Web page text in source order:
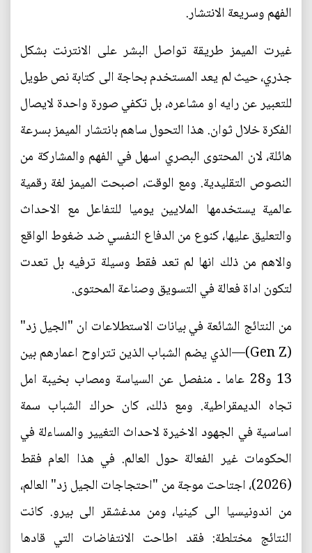
الفهم وسريعة الانتشار.
غيرت الميمز طريقة تواصل البشر على الانترنت بشكل
جذري، حيث لم يعد المستخدم بحاجة الى كتابة نص طويل
للتعبير عن رايه او مشاعره، بل تكفي صورة واحدة لايصال
الفكرة خلال ثوان. هذا التحول ساهم بانتشار الميمز بسرعة
هائلة، لان المحتوى البصري اسهل في الفهم والمشاركة من
النصوص التقليدية. ومع الوقت، اصبحت الميمز لغة رقمية
عالمية يستخدمها الملايين يوميا للتفاعل مع الاحداث
والتعليق عليها، كنوع من الدفاع النفسي ضد ضغوط الواقع
والاهم من ذلك انها لم تعد فقط وسيلة ترفيه بل تعدت
لتكون اداة فعالة في التسويق وصناعة المحتوى.
من النتائج الشائعة في بيانات الاستطلاعات ان "الجيل زد"
(Gen Z)—الذي يضم الشباب الذين تتراوح اعمارهم بين
13 و28 عاما ـ منفصل عن السياسة ومصاب بخيبة امل
تجاه الديمقراطية. ومع ذلك، كان حراك الشباب سمة
اساسية في الجهود الاخيرة لاحداث التغيير والمساءلة في
الحكومات غير الفعالة حول العالم. في هذا العام فقط
(2026)، اجتاحت موجة من "احتجاجات الجيل زد" العالم،
من اندونيسيا الى كينيا، ومن مدغشقر الى بيرو. كانت
النتائج مختلطة: فقد اطاحت الانتفاضات التي قادها